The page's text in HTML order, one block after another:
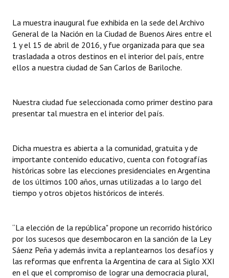
Resoluciones de Presidencia
INSTITUCIONAL
Noticias Destacadas
Premio al Mérito - Registro
Audiencias Públicas - Registro
Periodistas Decanos - Registro
Ciudadano Ilustre - Registro
Banca del Vecino - Registro
La muestra inaugural fue exhibida en la sede del Archivo
General de la Nación en la Ciudad de Buenos Aires entre el
1 y el 15 de abril de 2016, y fue organizada para que sea
trasladada a otros destinos en el interior del país, entre
ellos a nuestra ciudad de San Carlos de Bariloche.
Nuestra ciudad fue seleccionada como primer destino para
presentar tal muestra en el interior del país.
Dicha muestra es abierta a la comunidad, gratuita y de
importante contenido educativo, cuenta con fotografías
históricas sobre las elecciones presidenciales en Argentina
de los últimos 100 años, urnas utilizadas a lo largo del
tiempo y otros objetos históricos de interés.
“La elección de la república" propone un recorrido histórico
por los sucesos que desembocaron en la sanción de la Ley
Sáenz Peña y además invita a replantearnos los desafíos y
las reformas que enfrenta la Argentina de cara al Siglo XXI
en el que el compromiso de lograr una democracia plural,